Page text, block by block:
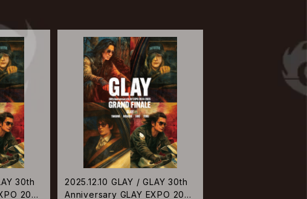
30th
2024
2025.12.10 GLAY / GLAY 30th
Anniversary GLAY EXPO 2024